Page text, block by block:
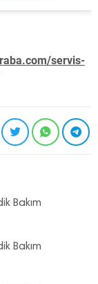
servis-
Bakım
Bakım